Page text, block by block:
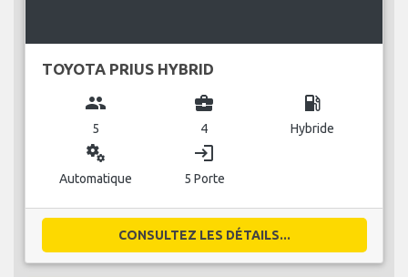
TOYOTA PRIUS HYBRID
group
5
business_center
4
local_gas_station
Hybride
miscellaneous_services
Automatique
login
5 Porte
CONSULTEZ LES DÉTAILS...